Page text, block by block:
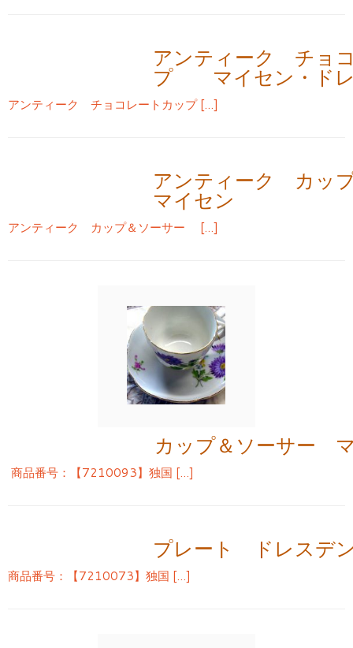
アンティーク チョ
プ マイセン・ドレ
アンティーク チョコレートカップ […]
アンティーク カッ
マイセン
アンティーク カップ＆ソーサー […]
カップ＆ソーサー
商品番号：【7210093】独国 […]
プレート ドレスデ
商品番号：【7210073】独国 […]